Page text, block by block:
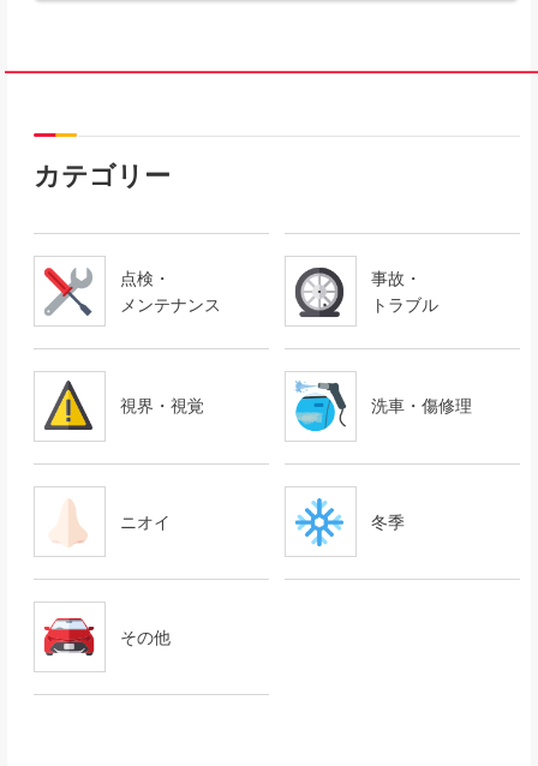
カテゴリー
点検・
メンテナンス
事故・
トラブル
視界・視覚 洗車・傷修理
ニオイ 冬季
その他